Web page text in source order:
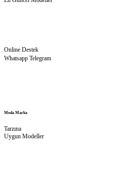
Online Destek
Whatsapp Telegram
Moda Marka
Tarzına
Uygun Modeller